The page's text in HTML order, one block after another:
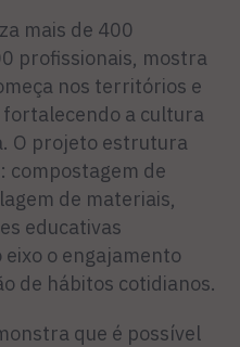
mais de 400
profissionais, mostra
nos territórios e
a cultura
O projeto estrutura
de
de materiais,
educativas
o engajamento
de hábitos cotidianos.
que é possível